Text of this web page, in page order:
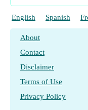
English Spanish
About
Contact
Disclaimer
Terms of Use
Privacy Policy